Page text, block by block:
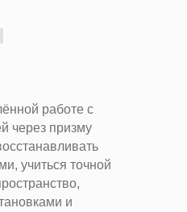
работе с
через призму
учиться точной
и